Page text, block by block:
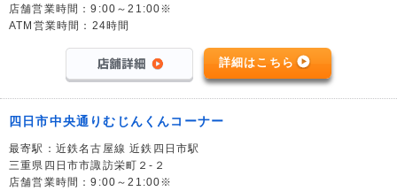
店舗営業時間：9:00～21:00※
ATM営業時間：24時間
詳細はこちら
四日市中央通りむじんくんコーナー
最寄駅：近鉄名古屋線 近鉄四日市駅
三重県四日市市諏訪栄町２-２
店舗営業時間：9:00～21:00※